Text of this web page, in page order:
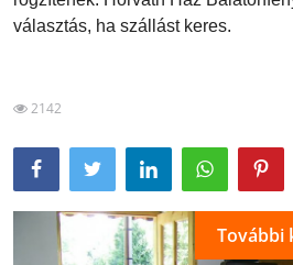
Szállások Hajdúszoboszlón
választás, ha szállást keres.
2142
További